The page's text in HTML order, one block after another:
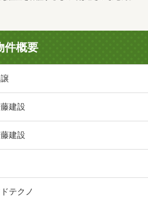
件概要
建設
建設
テクノ